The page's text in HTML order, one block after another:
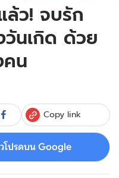
ล้ว! จบรัก
นเกิด ด้วย
น
Copy link
โปรดบน Google